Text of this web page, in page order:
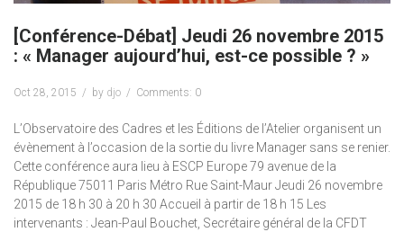
[Conférence-Débat] Jeudi 26 novembre 2015
: « Manager aujourd’hui, est-ce possible ? »
Oct 28, 2015 by djo Comments: 0
L’Observatoire des Cadres et les Éditions de l’Atelier organisent un
évènement à l’occasion de la sortie du livre Manager sans se renier.
Cette conférence aura lieu à ESCP Europe 79 avenue de la
République 75011 Paris Métro Rue Saint-Maur Jeudi 26 novembre
2015 de 18 h 30 à 20 h 30 Accueil à partir de 18 h 15 Les
intervenants : Jean-Paul Bouchet, Secrétaire général de la CFDT